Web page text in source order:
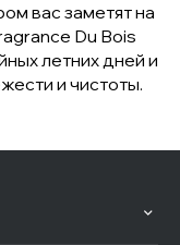
вас заметят на
Du Bois
летних дней и
и чистоты.